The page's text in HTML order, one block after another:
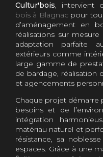
Cultur'bois, intervient
bois à Blagnacpour
d’aménagement en
réalisations sur
adaptation parfaite
extérieurs comme
large gamme de
de bardage, réalisation
et agencements
Chaque projet
besoins et de
intégration
matériau naturel et
résistance, sa
espaces. Grâce à une